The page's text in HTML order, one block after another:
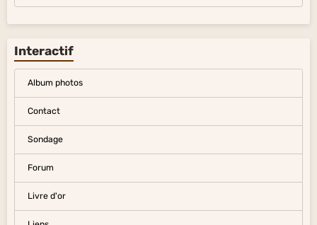
Interactif
Album photos
Contact
Sondage
Forum
Livre d'or